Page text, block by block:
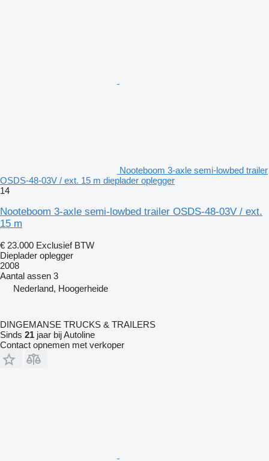
Nooteboom 3-axle semi-lowbed trailer
OSDS-48-03V / ext. 15 m dieplader oplegger
14
Nooteboom 3-axle semi-lowbed trailer OSDS-48-03V / ext.
15 m
€ 23.000 Exclusief BTW
Dieplader oplegger
2008
Aantal assen 3
Nederland, Hoogerheide
DINGEMANSE TRUCKS & TRAILERS
Sinds 21 jaar bij Autoline
Contact opnemen met verkoper